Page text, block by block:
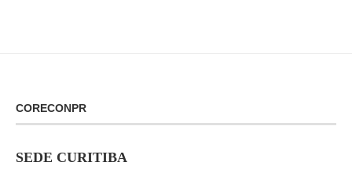
CORECONPR
SEDE CURITIBA